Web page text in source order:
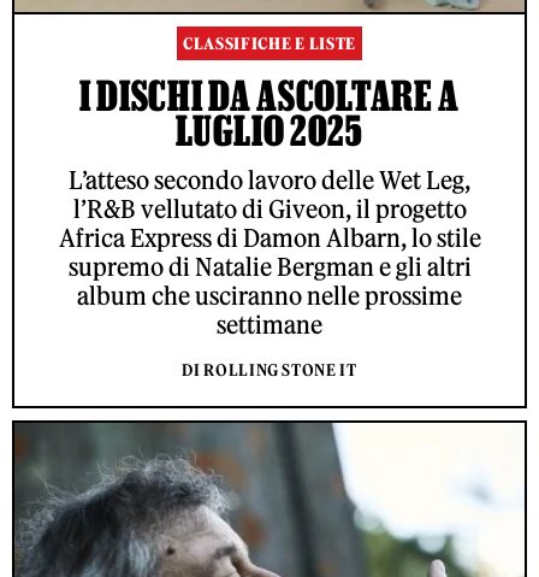
CLASSIFICHE E LISTE
I DISCHI DA ASCOLTARE A
LUGLIO 2025
L’atteso secondo lavoro delle Wet Leg,
l’R&B vellutato di Giveon, il progetto
Africa Express di Damon Albarn, lo stile
supremo di Natalie Bergman e gli altri
album che usciranno nelle prossime
settimane
DI ROLLING STONE IT